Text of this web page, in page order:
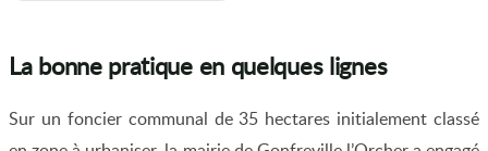
La bonne pratique en quelques lignes
Sur un foncier communal de 35 hectares initialement classé